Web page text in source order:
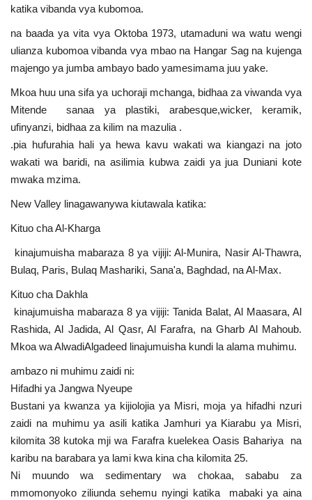
katika vibanda vya kubomoa.
na baada ya vita vya Oktoba 1973, utamaduni wa watu wengi
ulianza kubomoa vibanda vya mbao na Hangar Sag na kujenga
majengo ya jumba ambayo bado yamesimama juu yake.
Mkoa huu una sifa ya uchoraji mchanga, bidhaa za viwanda vya
Mitende sanaa ya plastiki, arabesque,wicker, keramik,
ufinyanzi, bidhaa za kilim na mazulia .
.pia hufurahia hali ya hewa kavu wakati wa kiangazi na joto
wakati wa baridi, na asilimia kubwa zaidi ya jua Duniani kote
mwaka mzima.
New Valley linagawanywa kiutawala katika:
Kituo cha Al-Kharga
kinajumuisha mabaraza 8 ya vijiji: Al-Munira, Nasir Al-Thawra,
Bulaq, Paris, Bulaq Mashariki, Sana'a, Baghdad, na Al-Max.
Kituo cha Dakhla
kinajumuisha mabaraza 8 ya vijiji: Tanida Balat, Al Maasara, Al
Rashida, Al Jadida, Al Qasr, Al Farafra, na Gharb Al Mahoub.
Mkoa wa AlwadiAlgadeed linajumuisha kundi la alama muhimu.
ambazo ni muhimu zaidi ni:
Hifadhi ya Jangwa Nyeupe
Bustani ya kwanza ya kijiolojia ya Misri, moja ya hifadhi nzuri
zaidi na muhimu ya asili katika Jamhuri ya Kiarabu ya Misri,
kilomita 38 kutoka mji wa Farafra kuelekea Oasis Bahariya na
karibu na barabara ya lami kwa kina cha kilomita 25.
Ni muundo wa sedimentary wa chokaa, sababu za
mmomonyoko ziliunda sehemu nyingi katika mabaki ya aina